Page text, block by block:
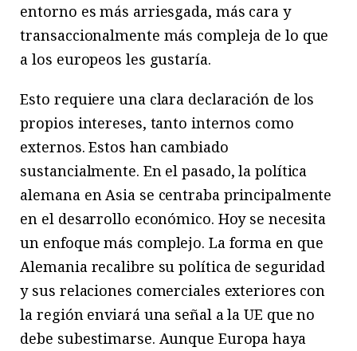
entorno es más arriesgada, más cara y
transaccionalmente más compleja de lo que
a los europeos les gustaría.
Esto requiere una clara declaración de los
propios intereses, tanto internos como
externos. Estos han cambiado
sustancialmente. En el pasado, la política
alemana en Asia se centraba principalmente
en el desarrollo económico. Hoy se necesita
un enfoque más complejo. La forma en que
Alemania recalibre su política de seguridad
y sus relaciones comerciales exteriores con
la región enviará una señal a la UE que no
debe subestimarse. Aunque Europa haya